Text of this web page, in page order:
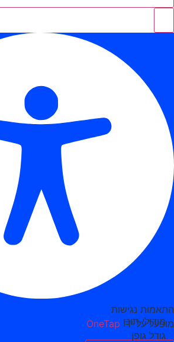
התאמות נגישות
מופעל על ידי OneTap מודולי תוכן
גודל גופן